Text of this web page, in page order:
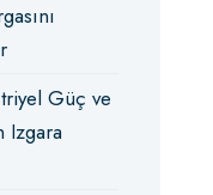
Güç ve
Izgara